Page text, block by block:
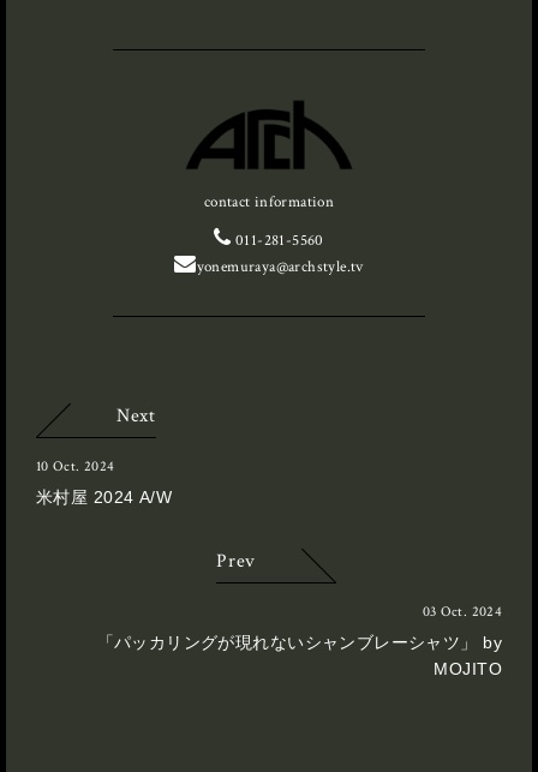
contact information
011-281-5560
yonemuraya@archstyle.tv
Next
10 Oct. 2024
米村屋 2024 A/W
Prev
03 Oct. 2024
「パッカリングが現れないシャンブレーシャツ」 by
MOJITO